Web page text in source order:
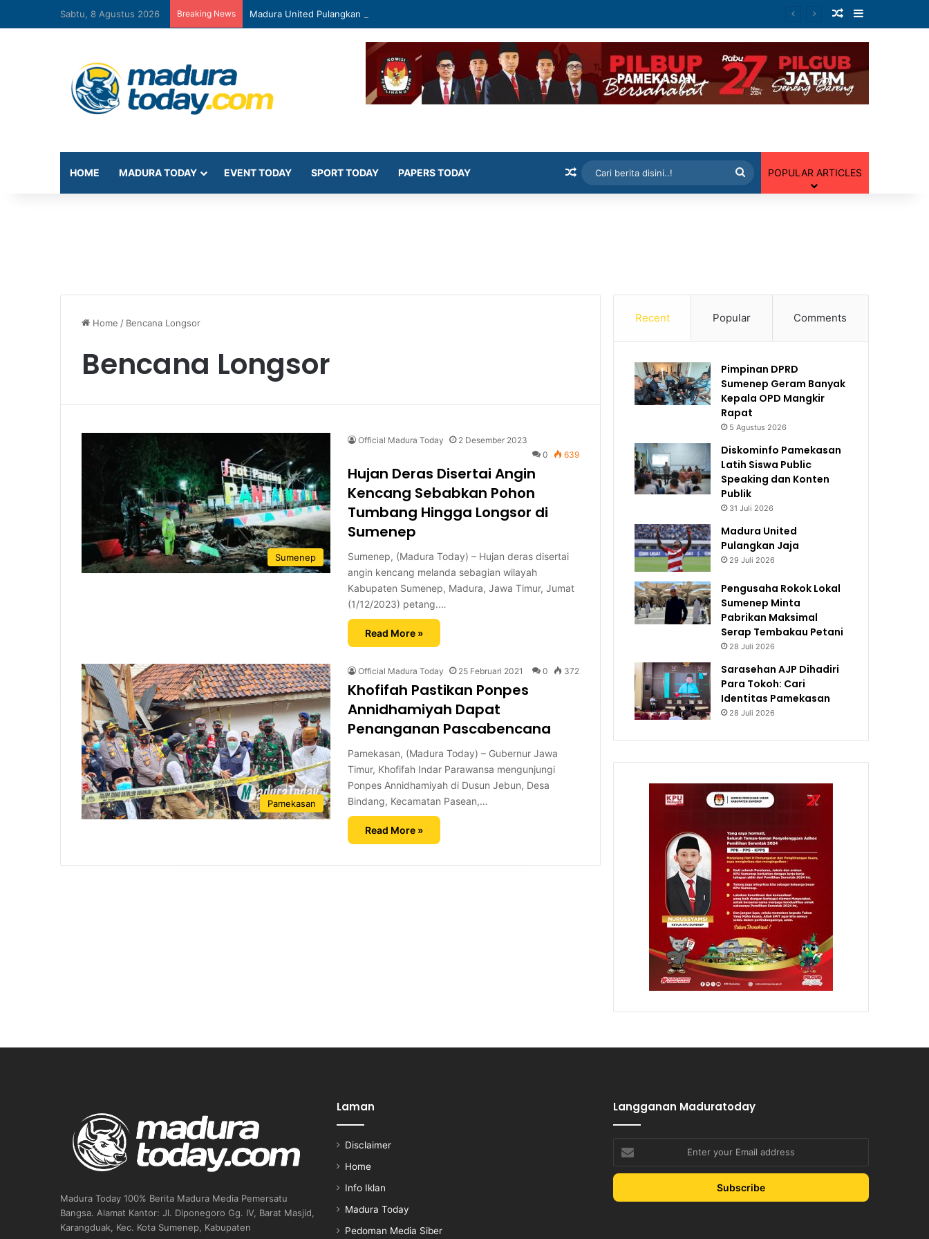
Sabtu, 8 Agustus 2026 Breaking News Madura United Pulangkan Jaja Artikel Random
HOME MADURA TODAY EVENT TODAY SPORT TODAY PAPERS TODAY Artikel Random
berita
POPULAR ARTICLES
Home / Bencana Longsor
Bencana Longsor
Sumenep
Official Madura Today
2 Desember 2023
0
639
Hujan Deras Disertai Angin
Kencang Sebabkan Pohon
Tumbang Hingga Longsor di
Sumenep
Sumenep, (Madura Today) – Hujan deras disertai
angin kencang melanda sebagian wilayah
Kabupaten Sumenep, Madura, Jawa Timur, Jumat
(1/12/2023) petang.…
Read More »
Pamekasan
Official Madura Today 25 Februari 2021 0 372
Khofifah Pastikan Ponpes
Annidhamiyah Dapat
Penanganan Pascabencana
Pamekasan, (Madura Today) – Gubernur Jawa
Timur, Khofifah Indar Parawansa mengunjungi
Ponpes Annidhamiyah di Dusun Jebun, Desa
Bindang, Kecamatan Pasean,…
Read More »
Recent Popular Comments
Pimpinan DPRD
Sumenep Geram Banyak
Kepala OPD Mangkir
Rapat
5 Agustus 2026
Diskominfo Pamekasan
Latih Siswa Public
Speaking dan Konten
Publik
31 Juli 2026
Madura United
Pulangkan Jaja
29 Juli 2026
Pengusaha Rokok Lokal
Sumenep Minta
Pabrikan Maksimal
Serap Tembakau Petani
28 Juli 2026
Sarasehan AJP Dihadiri
Para Tokoh: Cari
Identitas Pamekasan
28 Juli 2026
Madura Today 100% Berita Madura Media Pemersatu
Bangsa. Alamat Kantor: Jl. Diponegoro Gg. IV, Barat Masjid,
Karangduak, Kec. Kota Sumenep, Kabupaten
Laman
Disclaimer
Home
Info Iklan
Madura Today
Pedoman Media Siber
Langganan Maduratoday
your
Email